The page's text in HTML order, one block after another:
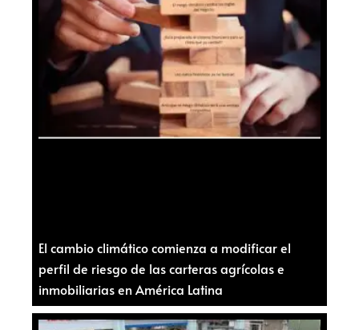
El cambio climático comienza a modificar el
perfil de riesgo de las carteras agrícolas e
inmobiliarias en América Latina